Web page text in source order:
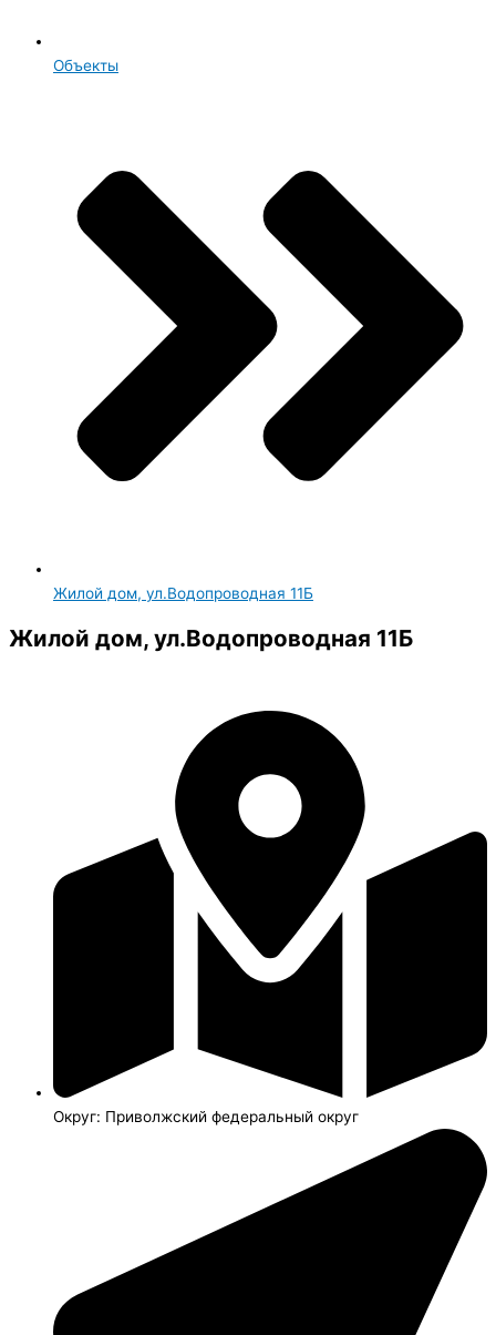
Объекты
Жилой дом, ул.Водопроводная 11Б
Жилой дом, ул.Водопроводная 11Б
Округ: Приволжский федеральный округ